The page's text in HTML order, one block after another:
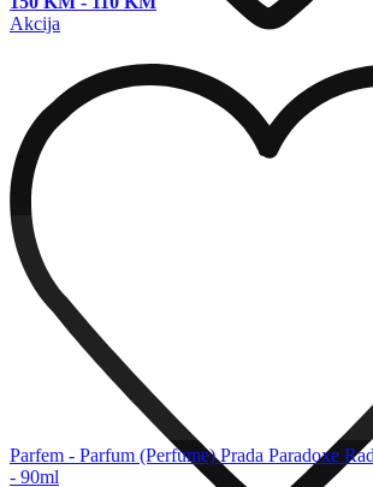
Akcija
Parfem - Parfum (Perfume) Prada Paradoxe
- 90ml